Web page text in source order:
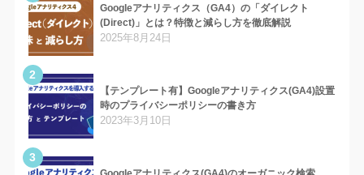
Googleアナリティクス（GA4）の「ダイレクト
(Direct)」とは？特徴と減らし方を徹底解説
2025年8月24日
2
【テンプレート有】Googleアナリティクス(GA4)設置
時のプライバシーポリシーの書き方
2023年3月10日
3